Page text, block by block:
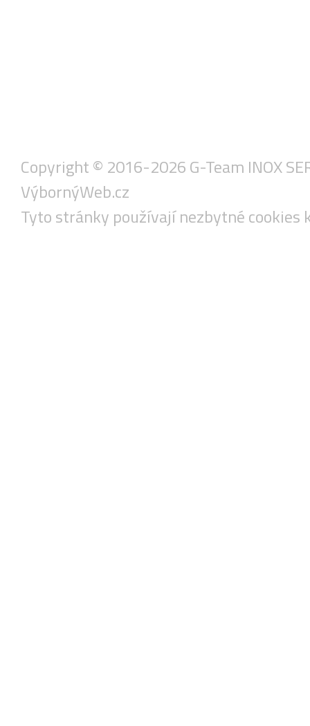
Copyright © 2016-2026 G-Team INOX
VýbornýWeb.cz
Tyto stránky používají nezbytné cookies